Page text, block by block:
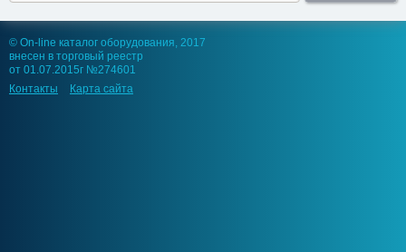
© On-line каталог оборудования, 2017
внесен в торговый реестр
от 01.07.2015г №274601
Контакты
Карта сайта